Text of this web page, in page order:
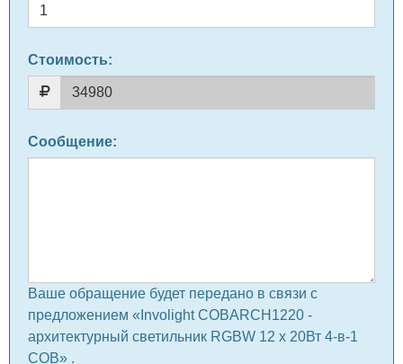
Стоимость:
Сообщение:
Ваше обращение будет передано в связи с
предложением «Involight COBARCH1220 -
архитектурный светильник RGBW 12 х 20Вт 4-в-1
COB» .